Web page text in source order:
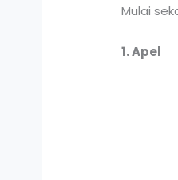
Mulai
1. Apel